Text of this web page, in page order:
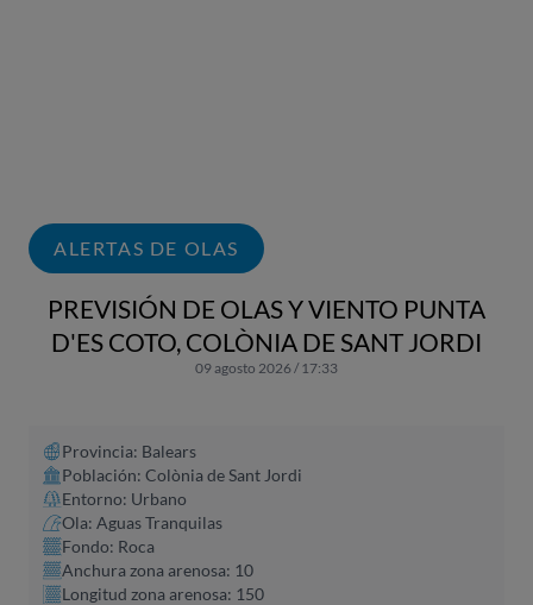
ALERTAS DE OLAS
PREVISIÓN DE OLAS Y VIENTO PUNTA
D'ES COTO, COLÒNIA DE SANT JORDI
09 agosto 2026 / 17:33
Provincia: Balears
Población: Colònia de Sant Jordi
Entorno: Urbano
Ola: Aguas Tranquilas
Fondo: Roca
Anchura zona arenosa: 10
Longitud zona arenosa: 150